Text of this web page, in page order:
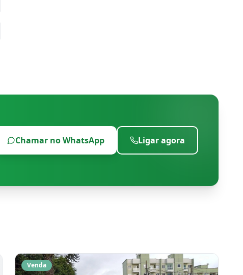
Chamar no WhatsApp Ligar agora
Venda